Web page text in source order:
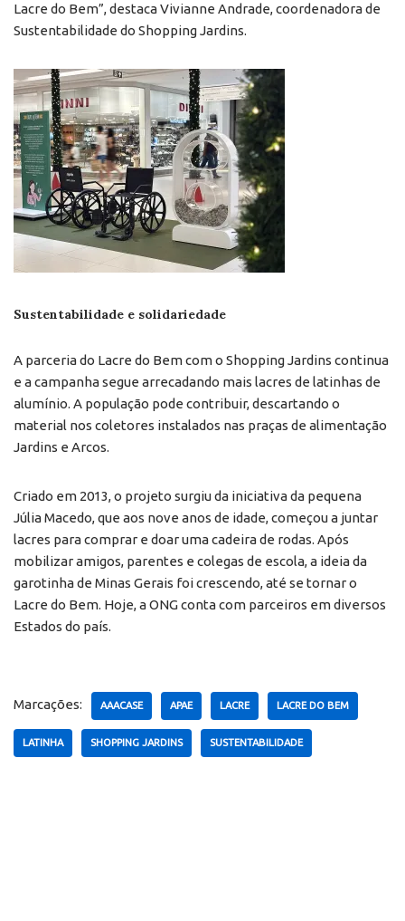
Lacre do Bem”, destaca Vivianne Andrade, coordenadora de
Sustentabilidade do Shopping Jardins.
Sustentabilidade e solidariedade
A parceria do Lacre do Bem com o Shopping Jardins continua
e a campanha segue arrecadando mais lacres de latinhas de
alumínio. A população pode contribuir, descartando o
material nos coletores instalados nas praças de alimentação
Jardins e Arcos.
Criado em 2013, o projeto surgiu da iniciativa da pequena
Júlia Macedo, que aos nove anos de idade, começou a juntar
lacres para comprar e doar uma cadeira de rodas. Após
mobilizar amigos, parentes e colegas de escola, a ideia da
garotinha de Minas Gerais foi crescendo, até se tornar o
Lacre do Bem. Hoje, a ONG conta com parceiros em diversos
Estados do país.
Marcações: AAACASE APAE LACRE LACRE DO BEM
LATINHA SHOPPING JARDINS SUSTENTABILIDADE